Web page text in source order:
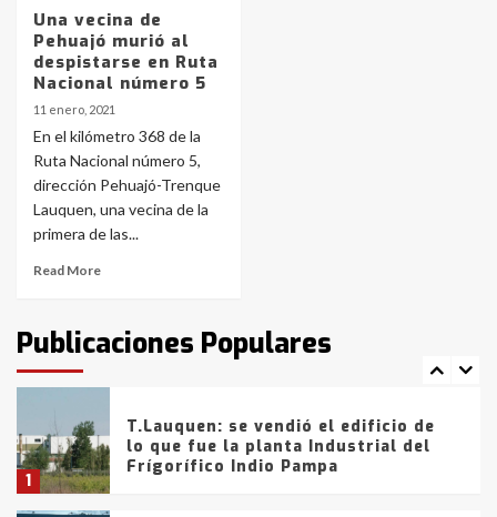
Una vecina de
Pehuajó murió al
despistarse en Ruta
Nacional número 5
11 enero, 2021
En el kilómetro 368 de la
Ruta Nacional número 5,
dirección Pehuajó-Trenque
Lauquen, una vecina de la
primera de las...
Read More
Publicaciones Populares
5
Los precios de los combustibles en
La Pampa, desde YPF hasta Axion
6
La Bolsa de Cereales de Bahía
Blanca anticipa que Agosto vendrá
con lluvias y heladas, en gran parte
de la provincia
fueron detenidos por
comercialización de drogas en la
tarde del sábado
1
T.Lauquen: se vendió el edificio de
lo que fue la planta Industrial del
Frígorífico Indio Pampa